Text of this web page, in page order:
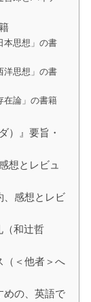
本思想」の書
洋思想」の書
在論」の書籍
）』要旨・
想とレビュ
、感想とレビ
（和辻哲
（＜他者＞へ
めの、英語で